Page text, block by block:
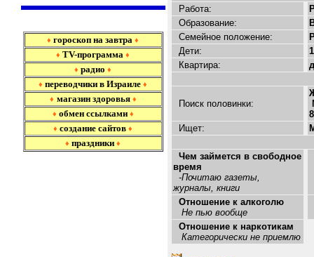
♦ гороскоп на завтра ♦
♦ TV-программа ♦
♦ радио ♦
♦ переводчики в Израиле ♦
♦ магазин здоровья ♦
♦ обмен ссылками ♦
♦ создание сайтов ♦
♦ праздники ♦
Работа:
Образование:
Семейное положение:
Дети:
1
Квартира:
Поиск половинки:
Ищет:
Чем займется в свободное
время
-Почитаю газеты,
журналы, книги
Отношение к алкоголю
Не пью вообще
Отношение к наркотикам
Категорически не приемлю